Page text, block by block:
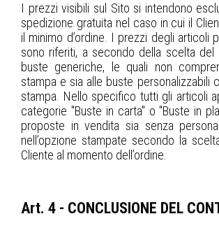
I prezzi visibili sul Sito si intendono
spedizione gratuita nel caso in cui il
il minimo d’ordine. I prezzi degli articoli
sono riferiti, a secondo della scelta del
buste generiche, le quali non
stampa e sia alle buste personalizzabili
stampa. Nello specifico tutti gli articoli
categorie "Buste in carta" o "Buste in
proposte in vendita sia senza
nell’opzione stampate secondo la
Cliente al momento dell’ordine.
Art. 4 - CONCLUSIONE DEL